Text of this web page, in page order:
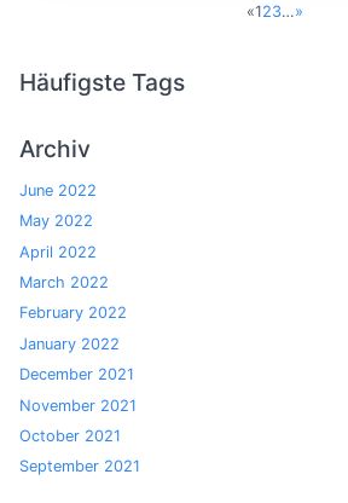
«123…»
Häufigste Tags
Archiv
June 2022
May 2022
April 2022
March 2022
February 2022
January 2022
December 2021
November 2021
October 2021
September 2021